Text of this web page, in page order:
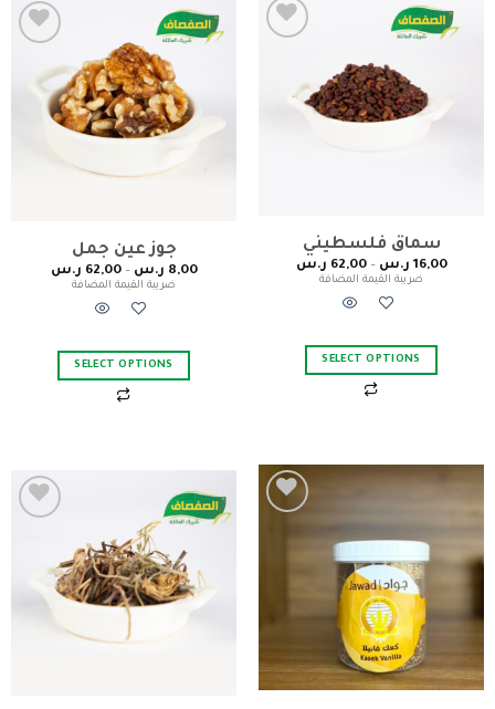
سماق فلسطيني
16,00 ر.س –
62,00 ر.س
ضريبة القيمة المضافة
SELECT OPTIONS
Add to
wishlist
جوز عين جمل
8,00 ر.س –
62,00 ر.س
ضريبة القيمة المضافة
SELECT OPTIONS